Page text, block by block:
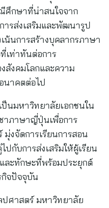
ศึกษาที่น่าสนใจจาก
ารส่งเสริมและพัฒนารูป
น้นการสร้างบุคลากรภาษา
เท่าทันต่อการ
สังคมโลกและความ
นาคตต่อไป
นมหาวิทยาลัยเอกชนใน
าภาษาญี่ปุ่นเพื่อการ
งจัดการเรียนการสอน
กับการส่งเสริมให้ผู้เรียน
ละทักษะที่พร้อมประยุกต์
กิจปัจจุบัน
ปศาสตร์ มหาวิทยาลัย